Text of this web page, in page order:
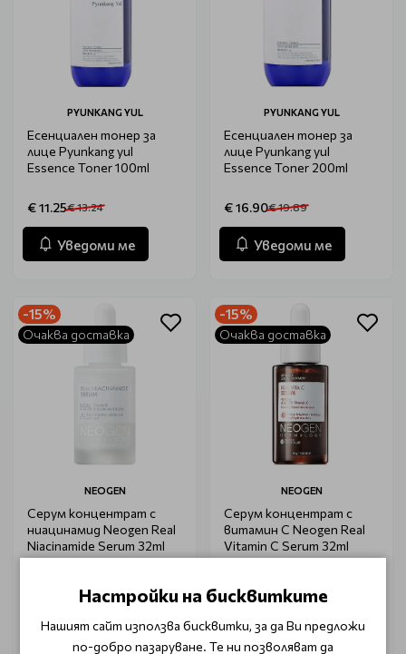
PYUNKANG YUL
Есенциален тонер за
лице Pyunkang yul
Essence Toner 100ml
€ 11.25€ 13.24
Уведоми ме
PYUNKANG YUL
Есенциален тонер за
лице Pyunkang yul
Essence Toner 200ml
€ 16.90€ 19.89
Уведоми ме
-15%
Очаква доставка
NEOGEN
Серум концентрат с
ниацинамид Neogen Real
Niacinamide Serum 32ml
Уведоми ме
-15%
Очаква доставка
NEOGEN
Серум концентрат с
витамин C Neogen Real
Vitamin C Serum 32ml
€ 18.65
Уведоми ме
Настройки на бисквитките
Нашият сайт използва бисквитки, за да Ви предложи
по-добро пазаруване. Те ни позволяват да